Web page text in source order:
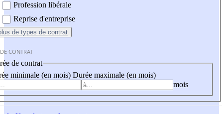
Profession libérale
Reprise d'entreprise
de types de contrat
CONTRAT
de contrat
minimale (en mois) Durée maximale (en mois)
mois